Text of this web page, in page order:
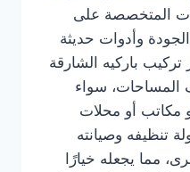
المتخصصة على
وأدوات حديثة
تركيب باركيه الشارقة
المساحات، سواء
مكاتب أو محلات
تنظيفه وصيانته
مما يجعله خيارًا